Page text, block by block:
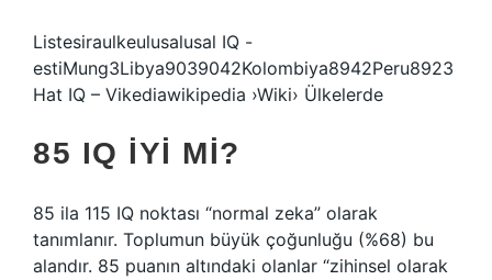
Listesiraulkeulusalusal IQ -
estiMung3Libya9039042Kolombiya8942Peru8923
Hat IQ – Vikediawikipedia ›Wiki› Ülkelerde
85 IQ IYI MI?
85 ila 115 IQ noktası “normal zeka” olarak
tanımlanır. Toplumun büyük çoğunluğu (%68) bu
alandır. 85 puanın altındaki olanlar “zihinsel olarak